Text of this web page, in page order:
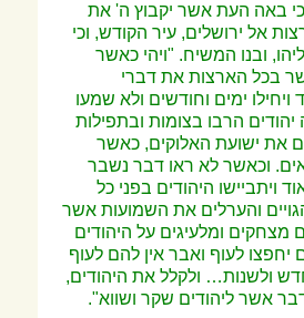
באה העת אשר יקבוץ ה' את
אל ירושלים, עיר הקודש, וכי
ובנו המשיח. "ויהי כאשר
בכל הארצות את דברי
ימים וחודשים ולא שמעו
הרבו בצומות ובתפילות
את ישועת האלוקים, כאשר
וכאשר לא ראו דבר נשבר
ויתביישו היהודים בפני כל
והערלים את השמועות אשר
מצחקים ומלעיגים על היהודים
יחפצו לעוף ואבר אין להם לעוף
ולשנות… ולקלל את היהודים,
דבר אשר ליהודים שקר ושווא".